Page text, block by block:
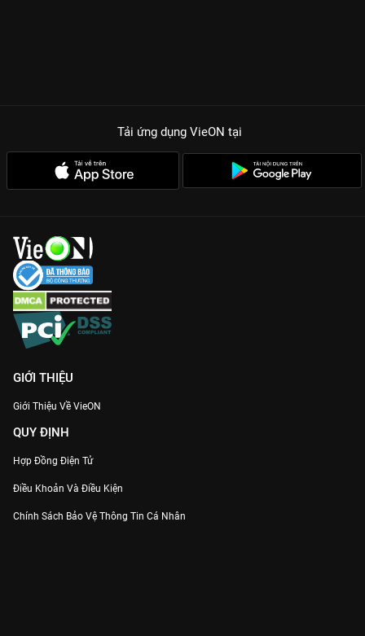
Tải ứng dụng VieON tại
GIỚI THIỆU
Giới Thiệu Về VieON
QUY ĐỊNH
Hợp Đồng Điện Tử
Điều Khoản Và Điều Kiện
Chính Sách Bảo Vệ Thông Tin Cá Nhân